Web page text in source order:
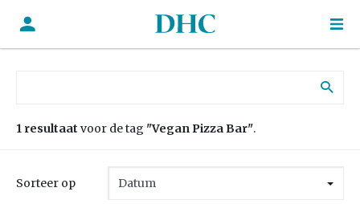
1 resultaat voor de tag "Vegan Pizza Bar".
Sorteer op